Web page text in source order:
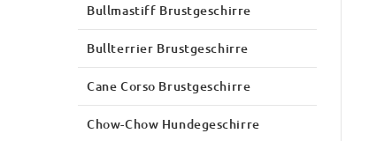
Bullmastiff Brustgeschirre
Bullterrier Brustgeschirre
Cane Corso Brustgeschirre
Chow-Chow Hundegeschirre